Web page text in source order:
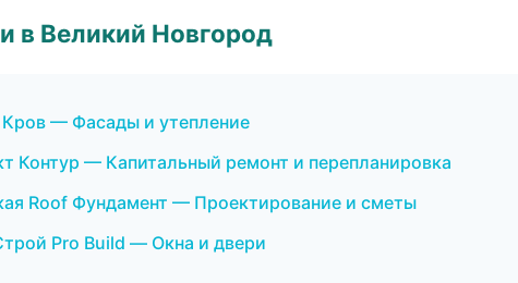
в Великий Новгород
— Фасады и утепление
Контур — Капитальный ремонт и перепланировка
Roof Фундамент — Проектирование и сметы
Pro Build — Окна и двери